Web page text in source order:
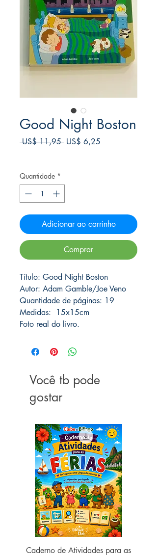
Good Night Boston
US$ 11,95 Preço
US$ 6,25
Quantidade *
Adicionar ao carrinho
Comprar
Título: Good Night Boston
Autor: Adam Gamble/Joe Veno
Quantidade de páginas: 19
Medidas: 15x15cm
Foto real do livro.
Você tb pode
gostar
Caderno de Atividades para as